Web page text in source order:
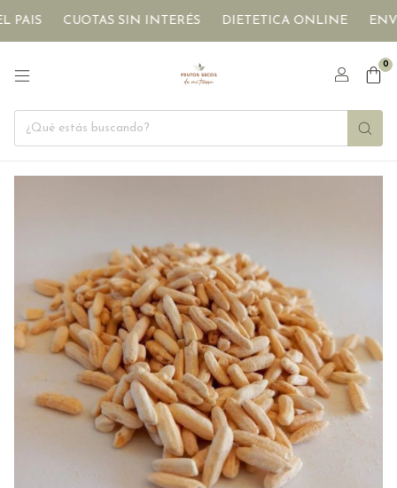
CUOTAS SIN INTERÉS DIETETICA ONLINE ENVÍOS A
0